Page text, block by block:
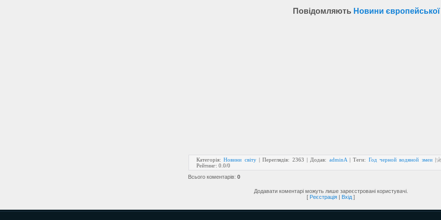
Повідомляють Новини європейської
Категорія: Новини світу|Переглядів: 2363 | Додав: adminA |Теги: Год черной водяной змеи |
Рейтинг: 0.0/0
Всього коментарів: 0
Додавати коментарі можуть лише зареєстровані користувачі.
[ Реєстрація | Вхід ]